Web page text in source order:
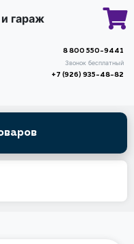
гараж
8 800 550-9441
Звонок бесплатный
+7 (926) 935-48-82